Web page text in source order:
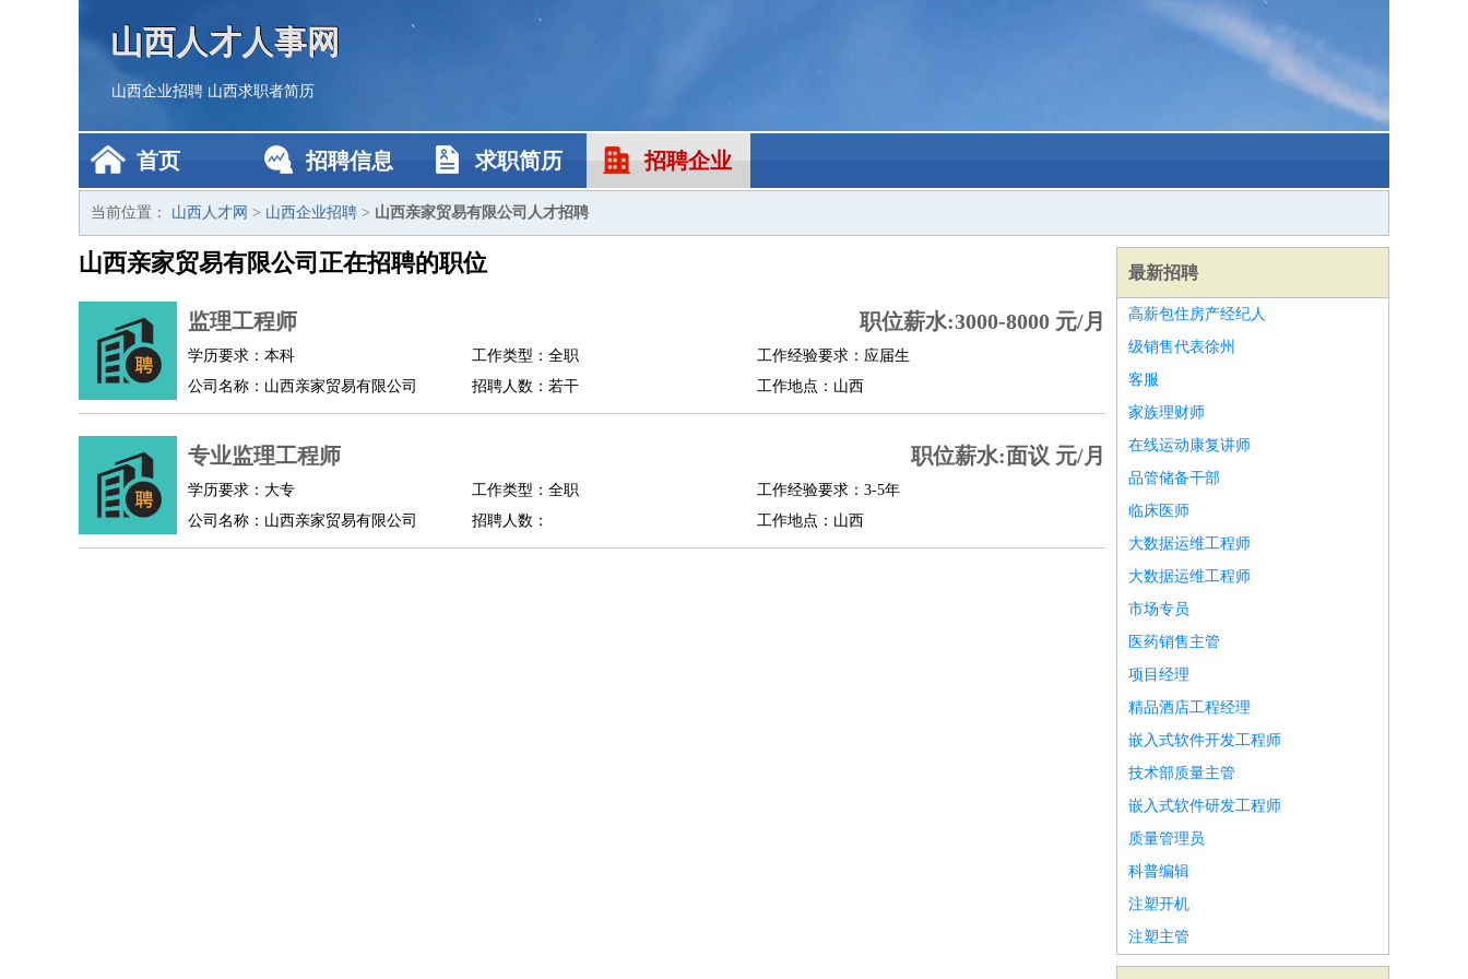
山西人才人事网
山西企业招聘 山西求职者简历
首页 招聘信息 求职简历 招聘企业
当前位置： 山西人才网 > 山西企业招聘 > 山西亲家贸易有限公司人才招聘
山西亲家贸易有限公司正在招聘的职位
监理工程师 职位薪水:3000-8000 元/月
学历要求：本科 工作类型：全职
工作经验要求：应届生
公司名称：山西亲家贸易有限公司
招聘人数：若干 工作地点：山西
专业监理工程师 职位薪水:面议 元/月
学历要求：大专 工作类型：全职
工作经验要求：3-5年
公司名称：山西亲家贸易有限公司
招聘人数： 工作地点：山西
最新招聘
高薪包住房产经纪人
级销售代表徐州
客服
家族理财师
在线运动康复讲师
品管储备干部
临床医师
大数据运维工程师
大数据运维工程师
市场专员
医药销售主管
项目经理
精品酒店工程经理
嵌入式软件开发工程师
技术部质量主管
嵌入式软件研发工程师
质量管理员
科普编辑
注塑开机
注塑主管